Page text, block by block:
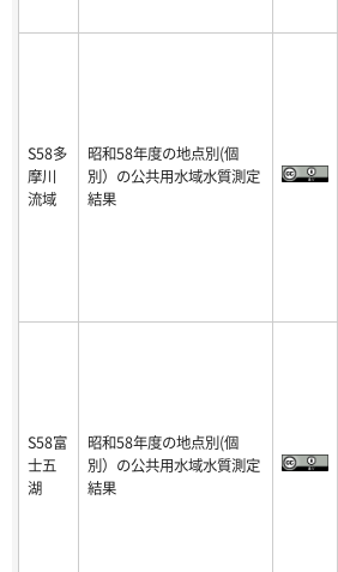
S58多
摩川
流域
昭和58年度の地点別(個
別）の公共用水域水質測定
結果
S58富
士五
湖
昭和58年度の地点別(個
別）の公共用水域水質測定
結果